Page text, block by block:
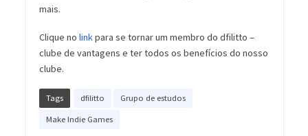
mais.
Clique no link para se tornar um membro do dfilitto –
clube de vantagens e ter todos os benefícios do nosso
clube.
Tags dfilitto Grupo de estudos
Make Indie Games